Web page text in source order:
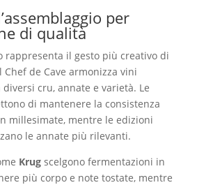
per
di qualità
rappresenta il gesto più creativo di
Chef de Cave armonizza vini
cru, annate e varietà. Le
di mantenere la consistenza
millesimate, mentre le edizioni
le annate più rilevanti.
Krugscelgono fermentazioni in
più corpo e note tostate, mentre